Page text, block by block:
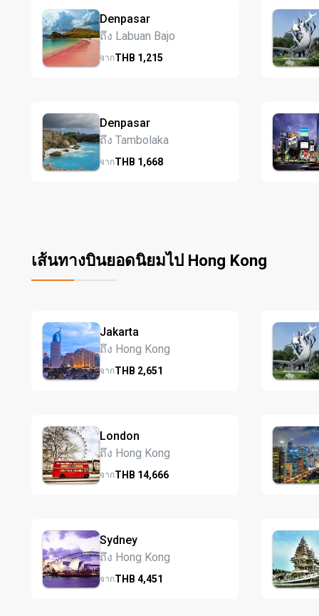
Denpasar
ถึง Labuan Bajo
จากTHB 1,215
Denpasar
ถึง Tambolaka
จากTHB 1,668
เส้นทางบินยอดนิยมไป Hong Kong
Jakarta
ถึง Hong Kong
จากTHB 2,651
London
ถึง Hong Kong
จากTHB 14,666
Sydney
ถึง Hong Kong
จากTHB 4,451